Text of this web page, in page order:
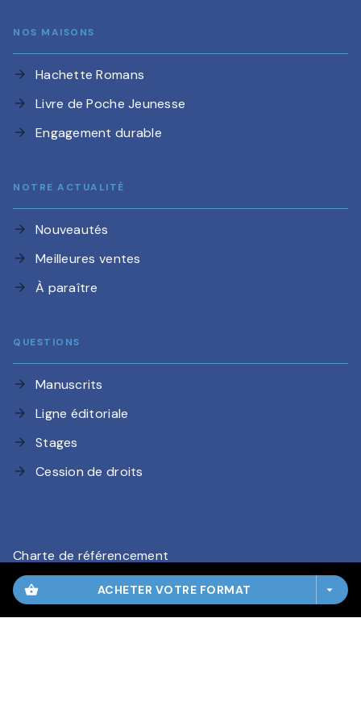
shopping_basket ACHETER VOTRE FORMAT arrow_drop_down
NOS MAISONS
arrow_forward Hachette Romans
arrow_forward Livre de Poche Jeunesse
arrow_forward Engagement durable
NOTRE ACTUALITÉ
arrow_forward Nouveautés
arrow_forward Meilleures ventes
arrow_forward À paraître
QUESTIONS
arrow_forward Manuscrits
arrow_forward Ligne éditoriale
arrow_forward Stages
arrow_forward Cession de droits
Charte de référencement
CGU
Charte des Données Personnelles